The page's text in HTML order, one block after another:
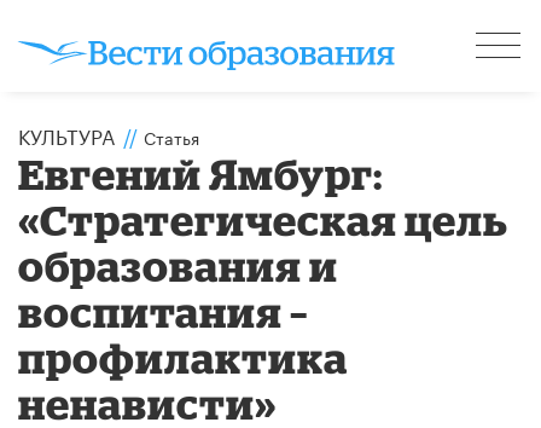
КУЛЬТУРА // Статья
Евгений Ямбург:
«Стратегическая цель
образования и
воспитания –
профилактика
ненависти»